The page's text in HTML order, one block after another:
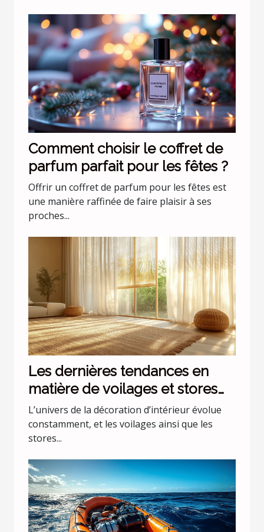
Comment choisir le coffret de
parfum parfait pour les fêtes ?
Offrir un coffret de parfum pour les fêtes est
une manière raffinée de faire plaisir à ses
proches...
Les dernières tendances en
matière de voilages et stores
pour intérieurs
L’univers de la décoration d’intérieur évolue
constamment, et les voilages ainsi que les
stores...